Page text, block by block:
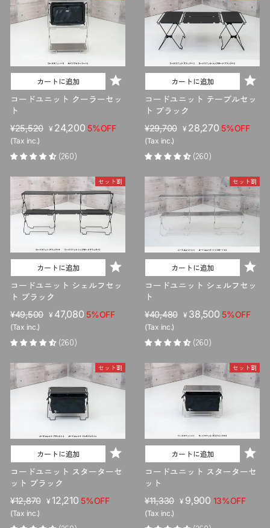
カートに追加
コードユニット クーラーセッ
ト
販
売
価
格
¥25,520 セ
ル
価
格
¥ 24,200 5%OFF
(Tax inc.)
(260)
カートに追加
コードユニット テーブルセッ
ト ブラック
販
売
価
格
¥29,700 セ
ル
価
格
¥ 28,270 5%OFF
(Tax inc.)
(260)
セット割
カートに追加
コードユニット シェルフセッ
ト ブラック
販
売
価
格
¥49,500 セ
ル
価
格
¥ 47,080 5%OFF
(Tax inc.)
(260)
セット割
カートに追加
コードユニット シェルフセッ
ト
販
売
価
格
¥40,480 セ
ル
価
格
¥ 38,500 5%OFF
(Tax inc.)
(260)
セット割
カートに追加
コードユニット スターターセ
ット ブラック
販
売
価
¥12,870 セ
ル
¥ 12,210 5%OFF
(Tax inc.)
セット割
カートに追加
コードユニット スターターセ
ット
販
売
価
¥11,330 セ
ル
¥ 9,900 13%OFF
(Tax inc.)